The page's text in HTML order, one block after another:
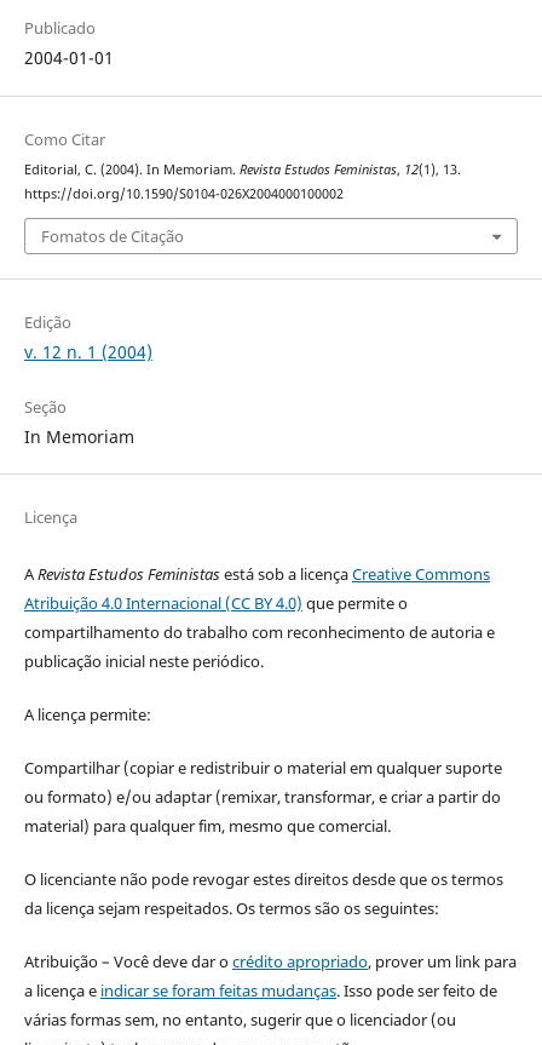
Publicado
2004-01-01
Como Citar
Editorial, C. (2004). In Memoriam. Revista Estudos Feministas, 12(1), 13.
https://doi.org/10.1590/S0104-026X2004000100002
Fomatos de Citação
Edição
v. 12 n. 1 (2004)
Seção
In Memoriam
Licença
ARevista Estudos Feministasestá sob a licençaCreative Commons
Atribuição 4.0 Internacional (CC BY 4.0) que permite o
compartilhamento do trabalho com reconhecimento de autoria e
publicação inicial neste periódico.
A licença permite:
Compartilhar (copiar e redistribuir o material em qualquer suporte
ou formato) e/ou adaptar (remixar, transformar, e criar a partir do
material) para qualquer fim, mesmo que comercial.
O licenciante não pode revogar estes direitos desde que os termos
da licença sejam respeitados. Os termos são os seguintes:
Atribuição – Você deve dar ocrédito apropriado, prover um link para
a licença e indicar se foram feitas mudanças. Isso pode ser feito de
várias formas sem, no entanto, sugerir que o licenciador (ou